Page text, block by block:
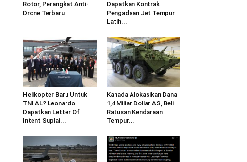
Rotor, Perangkat Anti-
Drone Terbaru
Dapatkan Kontrak
Pengadaan Jet Tempur
Latih...
Helikopter Baru Untuk
TNI AL? Leonardo
Dapatkan Letter Of
Intent Suplai...
Kanada Alokasikan Dana
1,4 Miliar Dollar AS, Beli
Ratusan Kendaraan
Tempur...